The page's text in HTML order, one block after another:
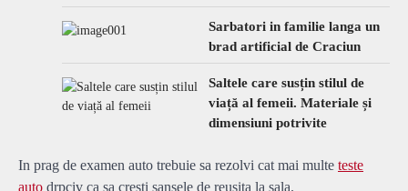
Sarbatori in familie langa un
brad artificial de Craciun
Saltele care susțin stilul de
viață al femeii. Materiale și
dimensiuni potrivite
In prag de examen auto trebuie sa rezolvi cat mai multe teste
auto drpciv ca sa cresti sansele de reusita la sala.